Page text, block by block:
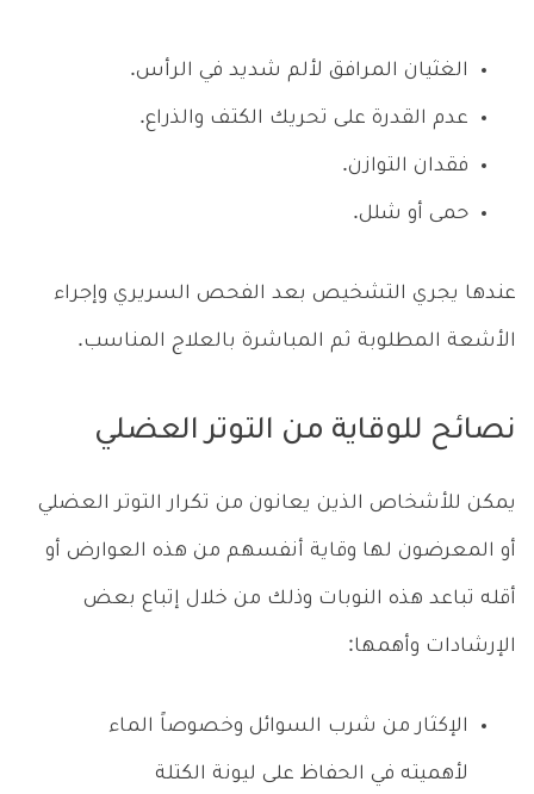
الغثيان المرافق لألم شديد في الرأس.
عدم القدرة على تحريك الكتف والذراع.
فقدان التوازن.
حمى أو شلل.
عندها يجري التشخيص بعد الفحص السريري وإجراء
الأشعة المطلوبة ثم المباشرة بالعلاج المناسب.
نصائح للوقاية من التوتر العضلي
يمكن للأشخاص الذين يعانون من تكرار التوتر العضلي
أو المعرضون لها وقاية أنفسهم من هذه العوارض أو
أقله تباعد هذه النوبات وذلك من خلال إتباع بعض
الإرشادات وأهمها:
الإكثار من شرب السوائل وخصوصاً الماء
لأهميته في الحفاظ على ليونة الكتلة